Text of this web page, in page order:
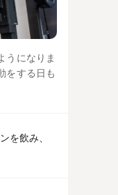
うになりま
をする日も
を飲み、